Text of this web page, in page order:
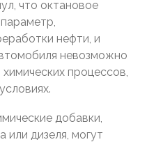
что октановое
нефти, и
невозможно
процессов,
добавки,
или дизеля, могут